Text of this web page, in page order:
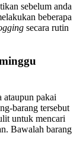
sebelum anda
beberapa
secara rutin
ataupun pakai
barang tersebut
untuk mencari
Bawalah barang